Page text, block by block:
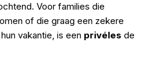
Voor families die
of die graag een zekere
vakantie, is een privéles de